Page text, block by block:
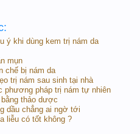
ý khi dùng kem trị nám da
mụn
chế bị nám da
trị nám sau sinh tại nhà
phương pháp trị nám tự nhiên
thảo dược
dầu chẳng ai ngờ tới
liễu có tốt không ?